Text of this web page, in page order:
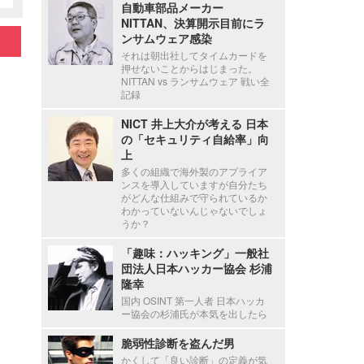
自動車部品メーカー
NITTAN、決算開示目前にラ
ンサムウェア感染
それは朝出社してタイムカードを
押せないことからはじまった。
NITTAN vs ランサムウェア 戦い全
記録
NICT 井上大介が考える 日本
の「セキュリティ自給率」向
上
多くの組織で海外製のアプライア
ンスを導入していますが自分たち
がどんな仕組みで守られているか
わかっていないんじゃないでしょ
うか？
「趣味：ハッキング」一般社
団法人日本ハッカー協会 杉浦
隆幸
国内 OSINT 第一人者 日本ハッカ
ー協会の杉浦氏が本気を出したら
脆弱性診断を盗んだ男
かくして「良い診断」の定義が気